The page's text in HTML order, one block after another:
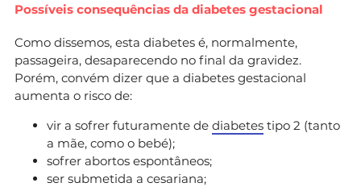
Possíveis consequências da diabetes gestacional
Como dissemos, esta diabetes é, normalmente,
passageira, desaparecendo no final da gravidez.
Porém, convém dizer que a diabetes gestacional
aumenta o risco de:
vir a sofrer futuramente de diabetes tipo 2 (tanto
a mãe, como o bebé);
sofrer abortos espontâneos;
ser submetida a cesariana;